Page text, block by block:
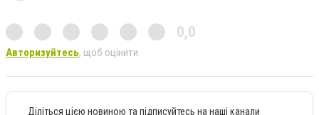
0,0
Авторизуйтесь, щоб оцінити
Діліться цією новиною та підписуйтесь на наші канали